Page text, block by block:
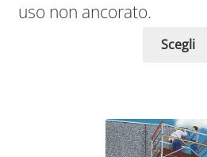
uso non ancorato.
Scegli